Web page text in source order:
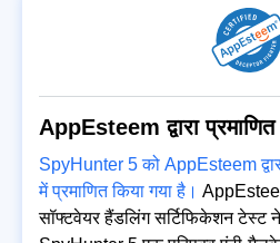
AppEsteem द्वारा
SpyHunter 5 को AppEsteem
में प्रमाणित किया गया है।
सॉफ्टवेयर हैंडलिंग सर्टिफिकेशन टेस्ट ने